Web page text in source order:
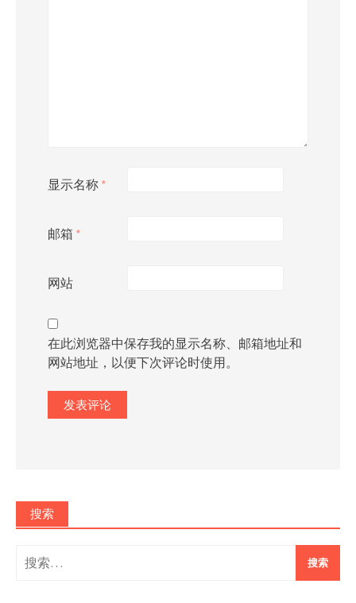
显示名称 *
邮箱 *
网站
在此浏览器中保存我的显示名称、邮箱地址和
网站地址，以便下次评论时使用。
搜索
搜
索：